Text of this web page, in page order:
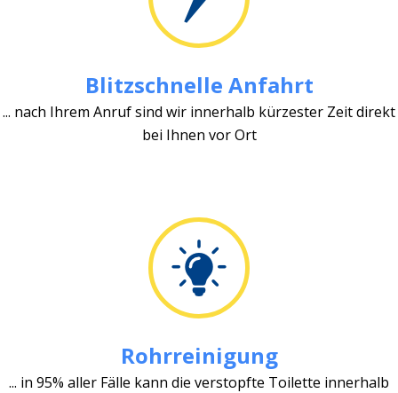
Blitzschnelle Anfahrt
... nach Ihrem Anruf sind wir innerhalb kürzester Zeit direkt
bei Ihnen vor Ort
Rohrreinigung
... in 95% aller Fälle kann die verstopfte Toilette innerhalb